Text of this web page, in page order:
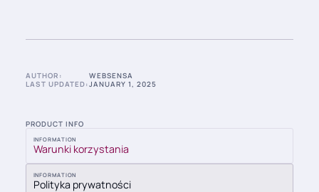
AUTHOR:
WEBSENSA
LAST UPDATED:JANUARY 1, 2025
PRODUCT INFO
INFORMATION
Warunki korzystania
INFORMATION
Polityka prywatności